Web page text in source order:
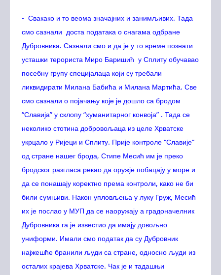
- Свакако и то веома значајних и занимљивих. Тада
смо сазнали доста података о снагама одбране
Дубровника. Сазнали смо и да је у то време познати
усташки терориста Миро Баришић у Сплиту обучавао
посебну групу специјалаца који су требали
ликвидирати Милана Бабића и Милана Мартића. Све
смо сазнали о појачању које је дошло са бродом
“Славија” у склопу “хуманитарног конвоја” . Тада се
неколико стотина добровољаца из целе Хрватске
укрцало у Ријеци и Сплиту. Прије контроле “Славије”
од стране нашег брода, Стипе Месић им је преко
бродског разгласа рекао да оружје побацају у море и
да се понашају коректно према контроли, како не би
били сумњиви. Након упловљења у луку Груж, Месић
их је послао у МУП да се наоружају а градоначелник
Дубровника га је известио да имају довољно
униформи. Имали смо податак да су Дубровник
најжешће бранили људи са стране, односно људи из
осталих крајева Хрватске. Чак је и тадашњи